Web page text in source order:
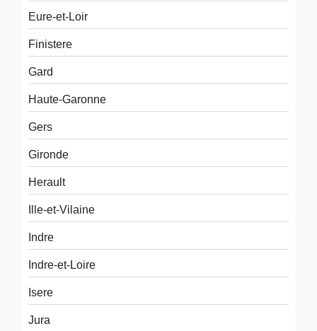
Eure-et-Loir
Finistere
Gard
Haute-Garonne
Gers
Gironde
Herault
Ille-et-Vilaine
Indre
Indre-et-Loire
Isere
Jura